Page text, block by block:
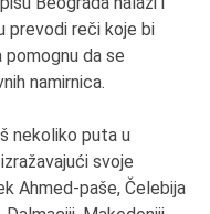
prevodi reči koje bi
pomognu da se
namirnica.
nekoliko puta u
svoje
Ahmed-paše, Čelebija